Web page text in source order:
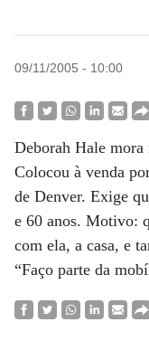
09/11/2005 - 10:00
Deborah Hale
Colocou à venda
de Denver. Exige
e 60 anos. Motivo:
com ela, a casa, e
“Faço parte da